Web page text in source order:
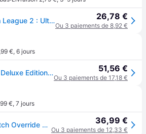
Override Super Mech League 2 : Ultraman Deluxe Edition Switch 26,78 €
Ou 3 paiements de 8,92 €
€, 6 jours
Override 2: Ultraman Deluxe Edition SWITCH - Neuf 51,56 €
Ou 3 paiements de 17,18 €
€, 7 jours
Nintendo Games Switch Override 2 Super Mech League Ultraman Deluxe Edition Clair PAL 36,99 €
Ou 3 paiements de 12,33 €